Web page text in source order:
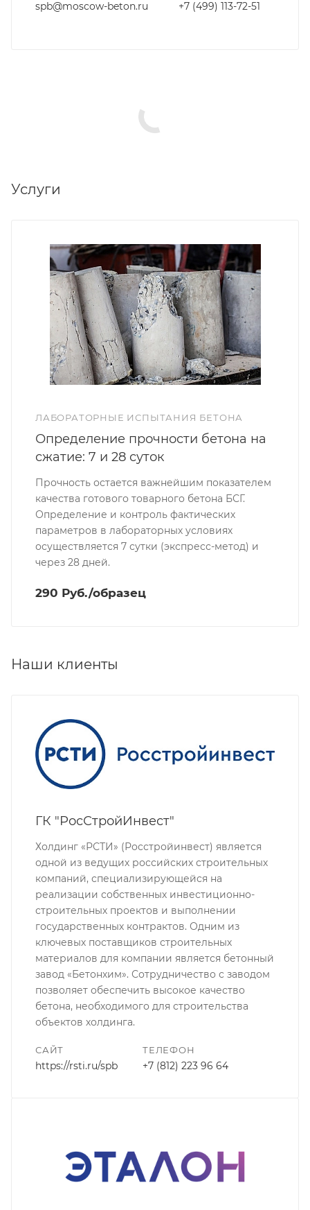
spb@moscow-beton.ru +7 (499) 113-72-51
Услуги
ЛАБОРАТОРНЫЕ ИСПЫТАНИЯ БЕТОНА
Определение прочности бетона на
сжатие: 7 и 28 суток
Прочность остается важнейшим показателем
качества готового товарного бетона БСГ.
Определение и контроль фактических
параметров в лабораторных условиях
осуществляется 7 сутки (экспресс-метод) и
через 28 дней.
290 Руб./образец
Наши клиенты
ГК "РосСтройИнвест"
Холдинг «РСТИ» (Росстройинвест) является
одной из ведущих российских строительных
компаний, специализирующейся на
реализации собственных инвестиционно-
строительных проектов и выполнении
государственных контрактов. Одним из
ключевых поставщиков строительных
материалов для компании является бетонный
завод «Бетонхим». Сотрудничество с заводом
позволяет обеспечить высокое качество
бетона, необходимого для строительства
объектов холдинга.
САЙТ
https://rsti.ru/spb
ТЕЛЕФОН
+7 (812) 223 96 64